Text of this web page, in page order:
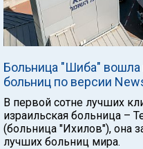
Больница "Шиба"
больниц по версии
В первой сотне лучших
израильская больница –
(больница "Ихилов"), она
лучших больниц мира.